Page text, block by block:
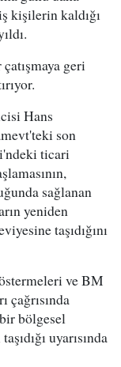
kişilerin kaldığı
çatışmaya geri
Hans
son
ticari
sağlanan
yeniden
taşıdığını
ve BM
çağrısında
bölgesel
uyarısında